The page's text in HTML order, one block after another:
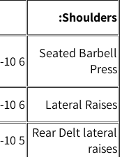
:כתפיים
דחיקת מוט בישיבה
הרמת משקולות
לצדדים
הרמת משקולות
לצדדים בכיפוף